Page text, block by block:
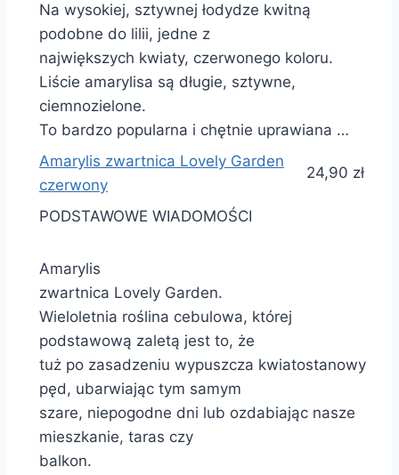
Na wysokiej, sztywnej łodydze kwitną
podobne do lilii, jedne z
największych kwiaty, czerwonego koloru.
Liście amarylisa są długie, sztywne,
ciemnozielone.
To bardzo popularna i chętnie uprawiana …
Amarylis zwartnica Lovely Garden
czerwony
24,90 zł
PODSTAWOWE WIADOMOŚCI
Amarylis
zwartnica Lovely Garden.
Wieloletnia roślina cebulowa, której
podstawową zaletą jest to, że
tuż po zasadzeniu wypuszcza kwiatostanowy
pęd, ubarwiając tym samym
szare, niepogodne dni lub ozdabiając nasze
mieszkanie, taras czy
balkon.